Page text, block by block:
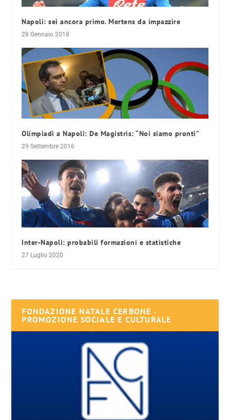
Napoli: sei ancora primo. Mertens da impazzire
28 Gennaio 2018
Olimpiadi a Napoli: De Magistris: “Noi siamo pronti”
29 Settembre 2016
Inter-Napoli: probabili formazioni e statistiche
27 Luglio 2020
FONDAZIONE NATALE CERBONE -
PROMOZIONE SOCIALE E CULTURALE